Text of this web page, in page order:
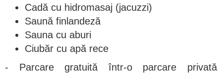
Cadă cu hidromasaj (jacuzzi)
Saună finlandeză
Sauna cu aburi
Ciubăr cu apă rece
- Parcare gratuită într-o parcare privată